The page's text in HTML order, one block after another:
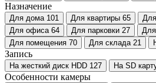
Назначение
Для дома 101 Для квартиры 65
Для офиса 64 Для парковки 27
Для помещения 70 Для склада 21
Запись
На жесткий диск HDD 127 На SD
Особенности камеры